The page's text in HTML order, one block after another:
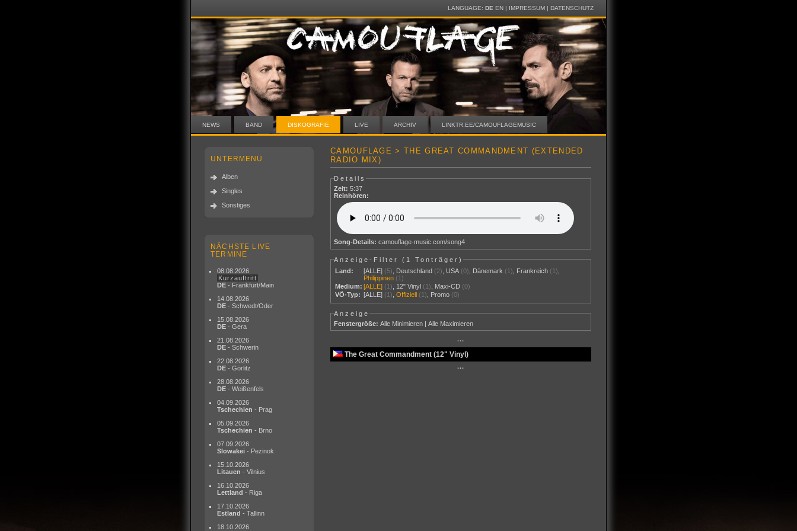
LANGUAGE: DE EN| IMPRESSUM| DATENSCHUTZ
NEWS BAND DISKOGRAFIE LIVE ARCHIV LINKTR.EE/CAMOUFLAGEMUSIC
UNTERMENÜ
Alben
Singles
Sonstiges
NÄCHSTE LIVE
TERMINE
08.08.2026
Kurzauftritt
DE - Frankfurt/Main
14.08.2026
DE - Schwedt/Oder
15.08.2026
DE - Gera
21.08.2026
DE - Schwerin
22.08.2026
DE - Görlitz
28.08.2026
DE - Weißenfels
04.09.2026
Tschechien - Prag
05.09.2026
Tschechien - Brno
07.09.2026
Slowakei - Pezinok
15.10.2026
Litauen - Vilnius
16.10.2026
Lettland - Riga
17.10.2026
Estland - Tallinn
18.10.2026
CAMOUFLAGE > THE GREAT COMMANDMENT (EXTENDED
RADIO MIX)
Details
Zeit: 5:37
Reinhören:
Song-Details: camouflage-music.com/song4
Anzeige-Filter ( 1 Tonträger)
Land:
[ALLE] (5) Deutschland (2) USA (0) Dänemark (1) Frankreich (1)
Philippinen (1)
Medium: [ALLE] (1) 12" Vinyl (1) Maxi-CD (0)
VÖ-Typ: [ALLE] (1) ,Offiziell (1) Promo (0)
Anzeige
Fenstergröße: Alle Minimieren |Alle Maximieren
···
The Great Commandment (12" Vinyl)
···